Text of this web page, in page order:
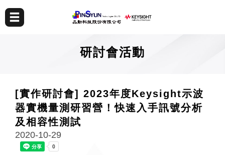
研討會活動
[實作研討會] 2023年度Keysight示波
器實機量測研習營！快速入手訊號分析
及相容性測試
2020-10-29